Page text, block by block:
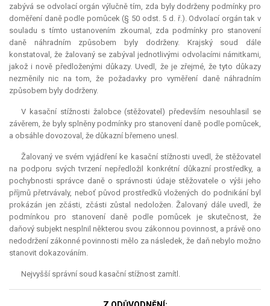
zabývá se odvolací orgán výlučně tím, zda byly dodrženy podmínky pro
doměření daně podle pomůcek (§ 50 odst. 5 d. ř.). Odvolací orgán tak v
souladu s tímto ustanovením zkoumal, zda podmínky pro stanovení
daně náhradním způsobem byly dodrženy. Krajský soud dále
konstatoval, že žalovaný se zabýval jednotlivými odvolacími námitkami,
jakož i nově předloženými důkazy. Uvedl, že je zřejmé, že tyto důkazy
nezměnily nic na tom, že požadavky pro vyměření daně náhradním
způsobem byly dodrženy.
V kasační stížnosti žalobce (stěžovatel) především nesouhlasil se
závěrem, že byly splněny podmínky pro stanovení daně podle pomůcek,
a obsáhle dovozoval, že důkazní břemeno unesl.
Žalovaný ve svém vyjádření ke kasační stížnosti uvedl, že stěžovatel
na podporu svých tvrzení nepředložil konkrétní důkazní prostředky, a
pochybnosti správce daně o správnosti údaje stěžovatele o výši jeho
příjmů přetrvávaly, neboť původ prostředků vložených do podnikání byl
prokázán jen zčásti, zčásti zůstal nedoložen. Žalovaný dále uvedl, že
podmínkou pro stanovení daně podle pomůcek je skutečnost, že
daňový subjekt nesplnil některou svou zákonnou povinnost, a právě ono
nedodržení zákonné povinnosti mělo za následek, že daň nebylo možno
stanovit dokazováním.
Nejvyšší správní soud kasační stížnost zamítl.